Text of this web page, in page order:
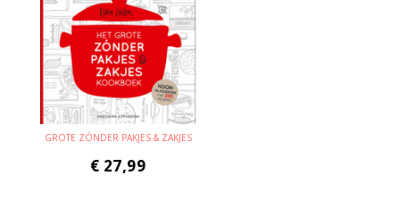
GROTE ZÓNDER PAKJES & ZAKJES
€ 27,99